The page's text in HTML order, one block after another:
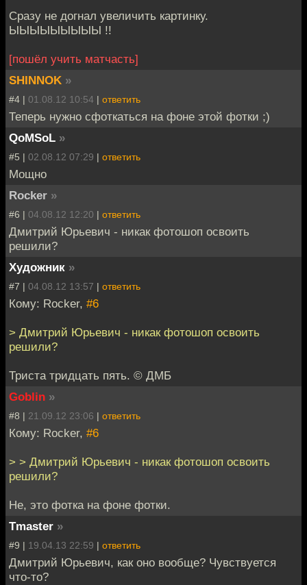
Сразу не догнал увеличить картинку.
ЫЫЫЫЫЫЫЫЫ !!
[пошёл учить матчасть]
SHINNOK »
#4 | 01.08.12 10:54 | ответить
Теперь нужно сфоткаться на фоне этой фотки ;)
QoMSoL »
#5 | 02.08.12 07:29 | ответить
Мощно
Rocker »
#6 | 04.08.12 12:20 | ответить
Дмитрий Юрьевич - никак фотошоп освоить
решили?
Художник »
#7 | 04.08.12 13:57 | ответить
Кому: Rocker, #6
> Дмитрий Юрьевич - никак фотошоп освоить
решили?
Триста тридцать пять. © ДМБ
Goblin »
#8 | 21.09.12 23:06 | ответить
Кому: Rocker, #6
> > Дмитрий Юрьевич - никак фотошоп освоить
решили?
Не, это фотка на фоне фотки.
Tmaster »
#9 | 19.04.13 22:59 | ответить
Дмитрий Юрьевич, как оно вообще? Чувствуется
что-то?